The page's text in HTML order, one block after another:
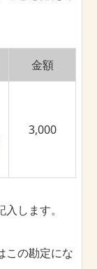
金額
3,000
入します。
この勘定にな